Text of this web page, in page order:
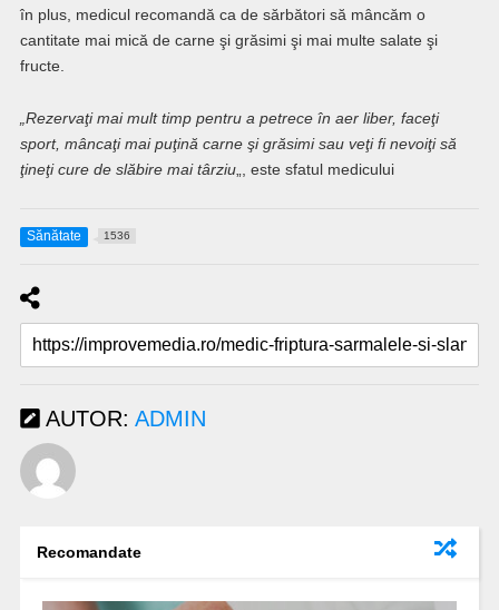
în plus, medicul recomandă ca de sărbători să mâncăm o
cantitate mai mică de carne şi grăsimi şi mai multe salate şi
fructe.
„Rezervaţi mai mult timp pentru a petrece în aer liber, faceţi
sport, mâncaţi mai puţină carne şi grăsimi sau veţi fi nevoiţi să
ţineţi cure de slăbire mai târziu„, este sfatul medicului
Sănătate 1536
AUTOR: ADMIN
Recomandate